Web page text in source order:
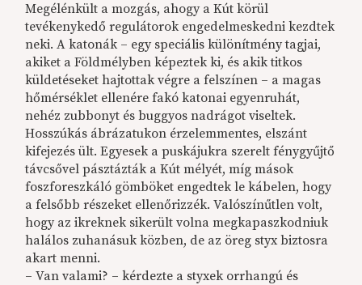
Megélénkült a mozgás, ahogy a Kút körül
tevékenykedő regulátorok engedelmeskedni kezdtek
neki. A katonák – egy speciális különítmény tagjai,
akiket a Földmélyben képeztek ki, és akik titkos
küldetéseket hajtottak végre a felszínen – a magas
hőmérséklet ellenére fakó katonai egyenruhát,
nehéz zubbonyt és buggyos nadrágot viseltek.
Hosszúkás ábrázatukon érzelemmentes, elszánt
kifejezés ült. Egyesek a puskájukra szerelt fénygyűjtő
távcsővel pásztázták a Kút mélyét, míg mások
foszforeszkáló gömböket engedtek le kábelen, hogy
a felsőbb részeket ellenőrizzék. Valószínűtlen volt,
hogy az ikreknek sikerült volna megkapaszkodniuk
halálos zuhanásuk közben, de az öreg styx biztosra
akart menni.
– Van valami? – kérdezte a styxek orrhangú és